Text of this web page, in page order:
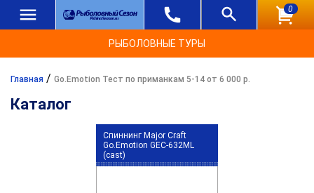
0
РЫБОЛОВНЫЕ ТУРЫ
Главная / Go.Emotion Тест по приманкам 5-14 от 6 000 р.
Каталог
Спиннинг Major Craft
Go.Emotion GEC-632ML
(cast)